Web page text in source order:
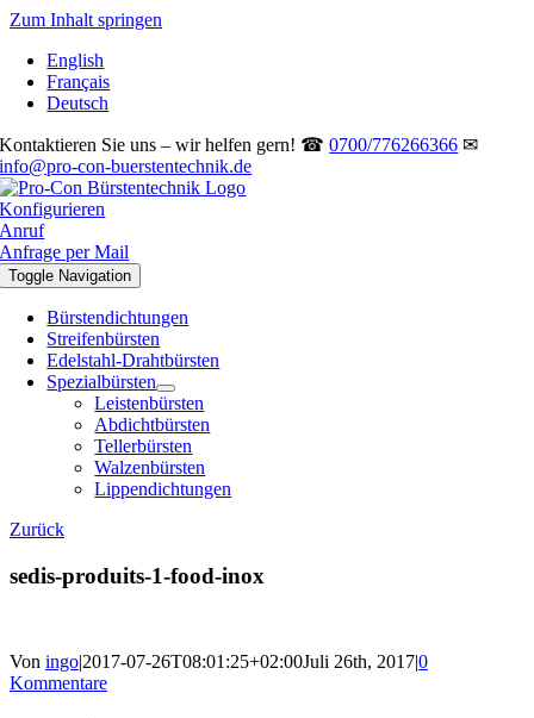
Zum Inhalt springen
English
Français
Deutsch
Kontaktieren Sie uns – wir helfen gern! ☎0700/776266366 ✉
info@pro-con-buerstentechnik.de
Konfigurieren
Anruf
Anfrage per Mail
Toggle Navigation
Bürstendichtungen
Streifenbürsten
Edelstahl-Drahtbürsten
Spezialbürsten
Leistenbürsten
Abdichtbürsten
Tellerbürsten
Walzenbürsten
Lippendichtungen
Zurück
sedis-produits-1-food-inox
Von ingo|2017-07-26T08:01:25+02:00Juli 26th, 2017|0
Kommentare